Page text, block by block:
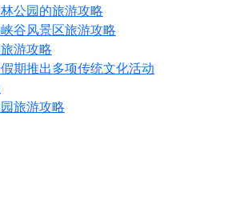
公园的旅游攻略
谷风景区旅游攻略
游攻略
期推出多项传统文化活动
旅游攻略